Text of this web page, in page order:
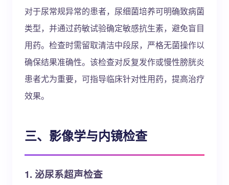
对于尿常规异常的患者，尿细菌培养可明确致病菌
类型，并通过药敏试验确定敏感抗生素，避免盲目
用药。检查时需留取清洁中段尿，严格无菌操作以
确保结果准确性。该检查对反复发作或慢性膀胱炎
患者尤为重要，可指导临床针对性用药，提高治疗
效果。
三、影像学与内镜检查
1. 泌尿系超声检查